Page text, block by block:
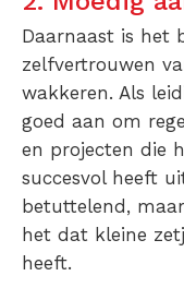
Daarnaast is het
zelfvertrouwen
wakkeren. Als
goed aan om
en projecten die
succesvol heeft
betuttelend,
het dat kleine
heeft.